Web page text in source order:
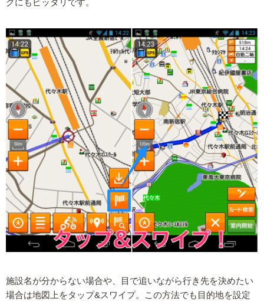
グにもピッタリです。
施設名が分からない場合や、目で追いながら行き先を決めたい
場合は地図上をタップ&スワイプ。この方法でも目的地を設定